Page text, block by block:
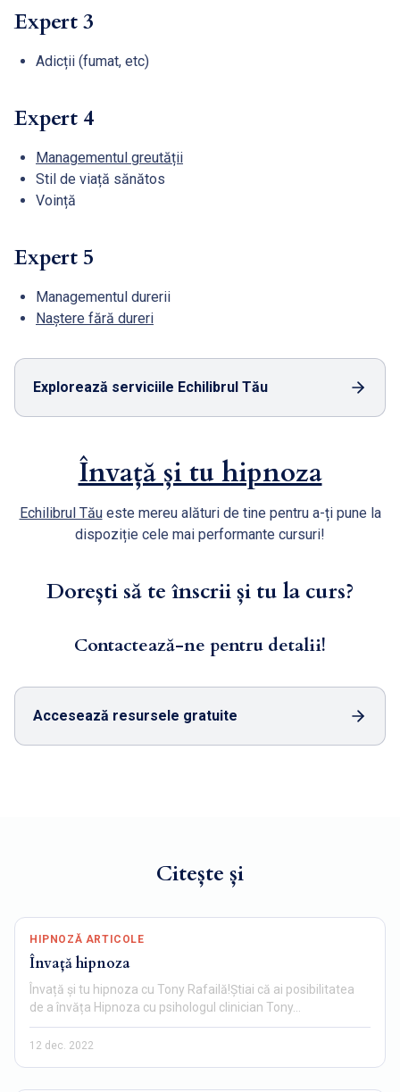
Expert 3
Adicții (fumat, etc)
Expert 4
Managementul greutății
Stil de viață sănătos
Voință
Expert 5
Managementul durerii
Naștere fără dureri
Explorează serviciile Echilibrul Tău
Învață și tu hipnoza
Echilibrul Tăueste mereu alături de tine pentru a-ți pune la
dispoziție cele mai performante cursuri!
Dorești să te înscrii și tu la curs?
Contactează-ne pentru detalii!
Accesează resursele gratuite
Citește și
HIPNOZĂ ARTICOLE
Învață hipnoza
Învață și tu hipnoza cu Tony Rafailă!Știai că ai posibilitatea
de a învăța Hipnoza cu psihologul clinician Tony…
12 dec. 2022